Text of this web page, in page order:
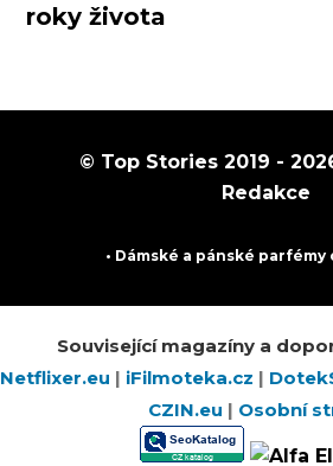
roky života
© Top Stories 2019 -
Redakce
• Dámské a pánské parfémy
Související magazíny a
Netflixer.eu | iFilmoteka.cz |
CZIN.eu | Osobní